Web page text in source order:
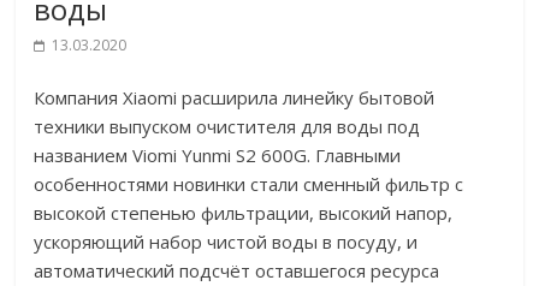
воды
13.03.2020
Компания Xiaomi расширила линейку бытовой
техники выпуском очистителя для воды под
названием Viomi Yunmi S2 600G. Главными
особенностями новинки стали сменный фильтр с
высокой степенью фильтрации, высокий напор,
ускоряющий набор чистой воды в посуду, и
автоматический подсчёт оставшегося ресурса